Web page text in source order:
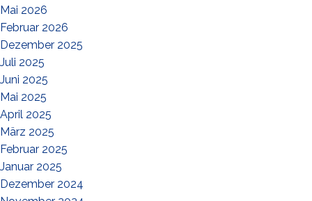
Mai 2026
Februar 2026
Dezember 2025
Juli 2025
Juni 2025
Mai 2025
April 2025
März 2025
Februar 2025
Januar 2025
Dezember 2024